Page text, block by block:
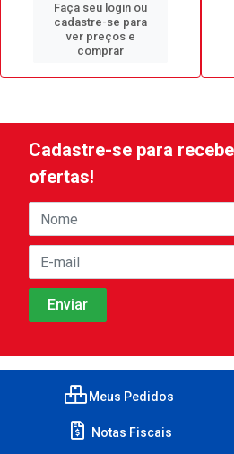
Faça seu login ou
cadastre-se para
ver preços e
comprar
Cadastre-se para
ofertas!
Meus Pedidos
Notas Fiscais